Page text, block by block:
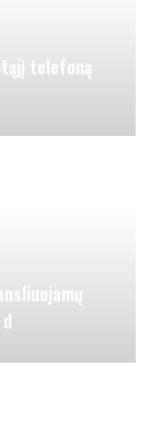
telefoną